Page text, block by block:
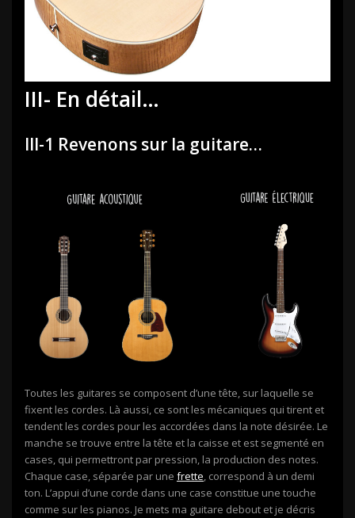
III- En détail…
III-1 Revenons sur la guitare…
Toutes les guitares se composent d’une tête, sur laquelle se
fixent les cordes. Là aussi, ce sont les mécaniques qui tirent et
tendent les cordes pour les accordées dans la note désirée. Le
manche se trouve entre la tête et la caisse et est segmenté en
cases, qui permettront par pression, la production des notes.
Chaque case, séparée par une frette, correspond à un demi
ton. L’appui d’une corde dans une case constitue une touche
comme sur les pianos. Je mets ma guitare debout et je décris